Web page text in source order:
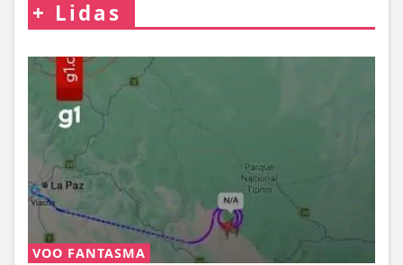
+ Lidas
VOO FANTASMA